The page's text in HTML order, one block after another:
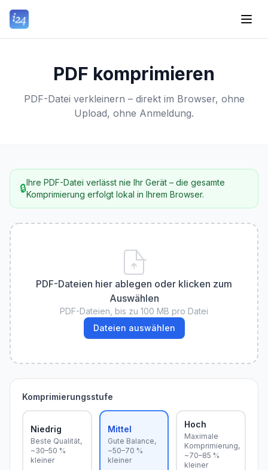
PDF komprimieren
PDF-Datei verkleinern – direkt im Browser, ohne
Upload, ohne Anmeldung.
🔒Ihre PDF-Datei verlässt nie Ihr Gerät – die gesamte
Komprimierung erfolgt lokal in Ihrem Browser.
PDF-Dateien hier ablegen oder klicken zum
Auswählen
PDF-Dateien, bis zu 100 MB pro Datei
Dateien auswählen
Komprimierungsstufe
Niedrig
Beste Qualität,
~30–50 %
kleiner
Mittel
Gute Balance,
~50–70 %
kleiner
Hoch
Maximale
Komprimierung,
~70–85 %
kleiner